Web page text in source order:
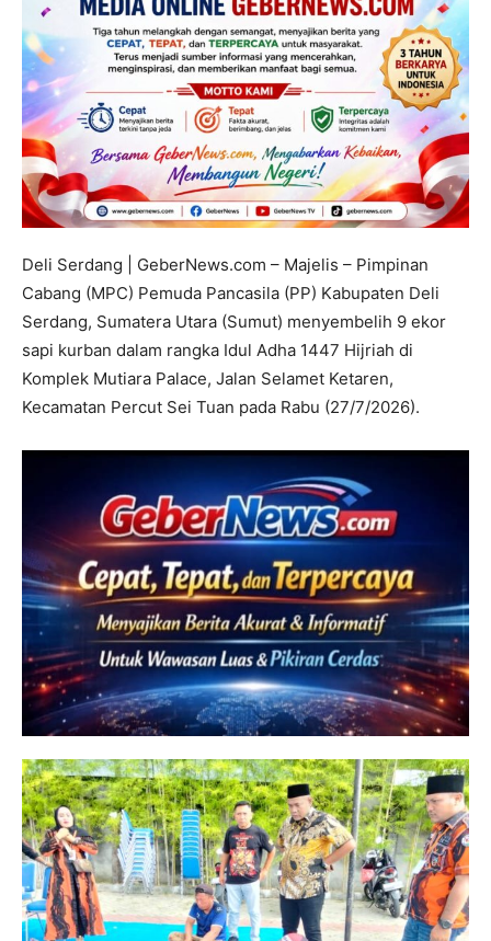
Deli Serdang | GeberNews.com – Majelis – Pimpinan
Cabang (MPC) Pemuda Pancasila (PP) Kabupaten Deli
Serdang, Sumatera Utara (Sumut) menyembelih 9 ekor
sapi kurban dalam rangka Idul Adha 1447 Hijriah di
Komplek Mutiara Palace, Jalan Selamet Ketaren,
Kecamatan Percut Sei Tuan pada Rabu (27/7/2026).